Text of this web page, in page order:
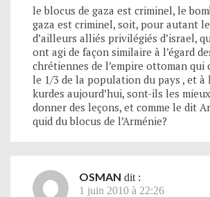
le blocus de gaza est criminel, le
gaza est criminel, soit, pour autant
d’ailleurs alliés privilégiés d’israel,
ont agi de façon similaire à l’égard
chrétiennes de l’empire ottoman
le 1/3 de la population du pays , et à
kurdes aujourd’hui, sont-ils les
donner des leçons, et comme le dit
quid du blocus de l’Arménie?
OSMAN dit :
1 juin 2010 à 22:26